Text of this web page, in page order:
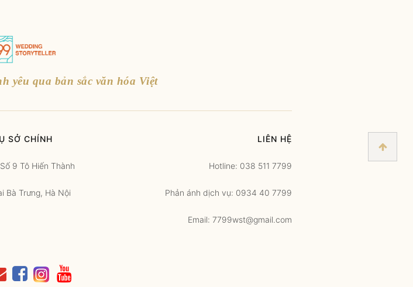
yêu qua bản sắc văn hóa Việt
SỞ CHÍNH
9 Tô Hiến Thành
Bà Trưng, Hà Nội
LIÊN HỆ
Hotline: 038 511 7799
Phản ánh dịch vụ: 0934 40 7799
Email: 7799wst@gmail.com